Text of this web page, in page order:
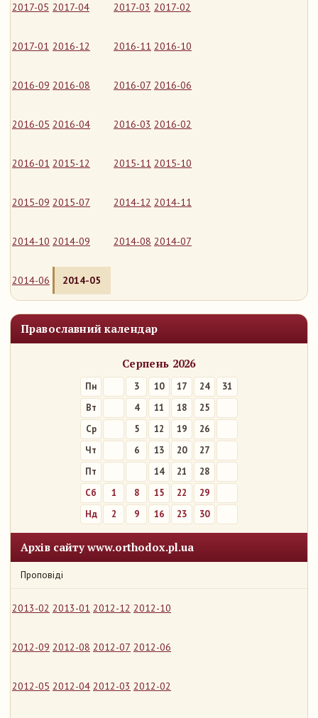
2017-05 2017-04 2017-03 2017-02
2017-01 2016-12 2016-11 2016-10
2016-09 2016-08 2016-07 2016-06
2016-05 2016-04 2016-03 2016-02
2016-01 2015-12 2015-11 2015-10
2015-09 2015-07 2014-12 2014-11
2014-10 2014-09 2014-08 2014-07
2014-06 2014-05
Православний календар
Серпень 2026
Пн 3 10 17 24
31
Вт
4 11 18
25
Ср
5 12 19
26
Чт
6 13 20
27
Пт
14 21
28
Сб
1 8 15 22
29
Нд
2 9 16 23 30
Архів сайту www.orthodox.pl.ua
Проповіді
2013-02 2013-01 2012-12 2012-10
2012-09 2012-08 2012-07 2012-06
2012-05 2012-04 2012-03 2012-02